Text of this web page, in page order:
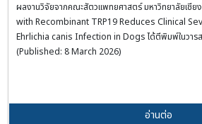
ผลงานวิจัยจากคณะสัตวแพทยศาสตร์ มหาวิทยาลัยเชีย
with Recombinant TRP19 Reduces Clinical
Ehrlichia canis Infection in Dogs ได้ตีพิมพ์ในวาร
(Published: 8 March 2026)
อ่านต่อ